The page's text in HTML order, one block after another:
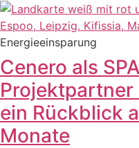
Energieeinsparung
Cenero als
Projektpartner
ein Rückblick
Monate